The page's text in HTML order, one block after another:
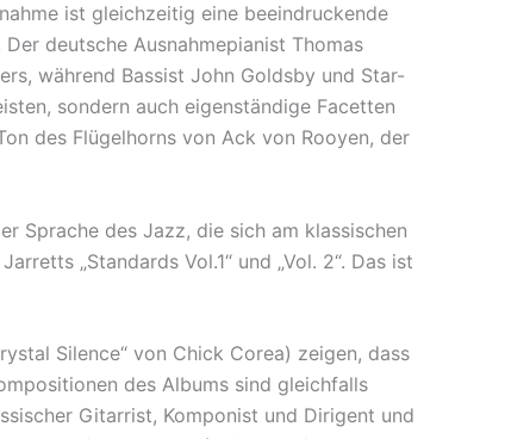
ist gleichzeitig eine beeindruckende
deutsche Ausnahmepianist Thomas
während Bassist John Goldsby und Star-
sondern auch eigenständige Facetten
des Flügelhorns von Ack von Rooyen, der
Sprache des Jazz, die sich am klassischen
„Standards Vol.1“ und „Vol. 2“. Das ist
Silence“ von Chick Corea) zeigen, dass
des Albums sind gleichfalls
Gitarrist, Komponist und Dirigent und